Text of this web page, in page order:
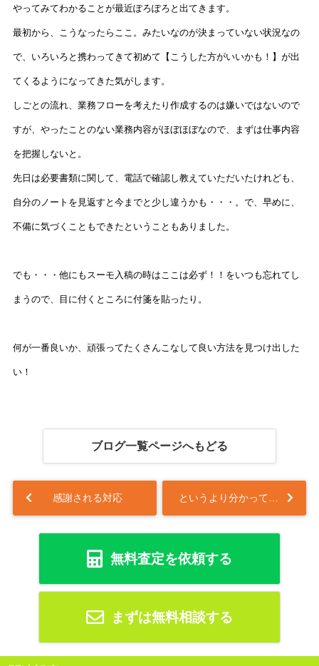
やってみてわかることが最近ぽろぽろと出てきます。
最初から、こうなったらここ。みたいなのが決まっていない状況なの
で、いろいろと携わってきて初めて【こうした方がいいかも！】が出
てくるようになってきた気がします。
しごとの流れ、業務フローを考えたり作成するのは嫌いではないので
すが、やったことのない業務内容がほぼほぼなので、まずは仕事内容
を把握しないと。
先日は必要書類に関して、電話で確認し教えていただいたけれども、
自分のノートを見返すと今までと少し違うかも・・・。で、早めに、
不備に気づくこともできたということもありました。
でも・・・他にもスーモ入稿の時はここは必ず！！をいつも忘れてし
まうので、目に付くところに付箋を貼ったり。
何が一番良いか、頑張ってたくさんこなして良い方法を見つけ出した
い！
ブログ一覧ページへもどる
感謝される対応
無料査定を依頼する
まずは無料相談する